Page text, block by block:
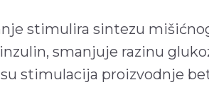
stimulira sintezu
smanjuje razinu
stimulacija proizvodnje